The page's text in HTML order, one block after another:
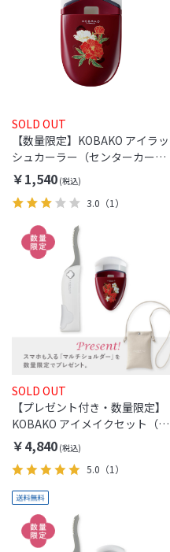
SOLD OUT
【数量限定】KOBAKO アイラッ
シュカーラー（センターカー
ル・マルーン・フラワー）
￥1,540
3.0 （1）
SOLD OUT
【プレゼント付き・数量限定】
KOBAKO アイメイクセット（レ
ギュラー・マルーン・キンギ
ョ）
￥4,840
5.0 （1）